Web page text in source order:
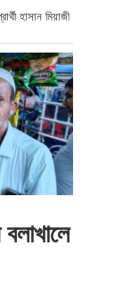
হাসান মিয়াজী
বলাখালে